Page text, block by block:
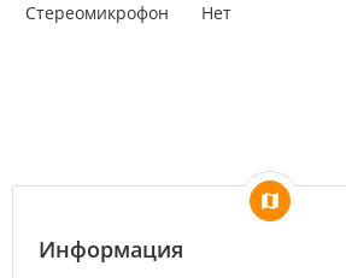
Стереомикрофон Нет
Информация